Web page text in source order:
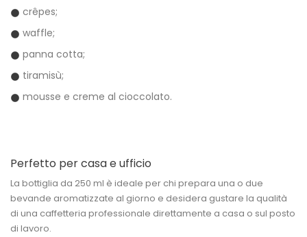
crêpes;
waffle;
panna cotta;
tiramisù;
mousse e creme al cioccolato.
Perfetto per casa e ufficio
La bottiglia da 250 ml è ideale per chi prepara una o due
bevande aromatizzate al giorno e desidera gustare la qualità
di una caffetteria professionale direttamente a casa o sul posto
di lavoro.